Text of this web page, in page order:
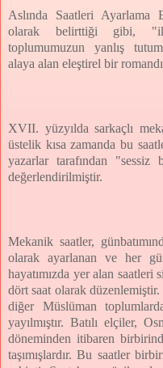
Aslında Saatleri Ayarlama
olarak belirttiği gibi, "iki
toplumumuzun yanlış
alaya alan eleştirel bir
XVII. yüzyılda sarkaçlı
üstelik kısa zamanda bu
yazarlar tarafından
değerlendirilmiştir.
Mekanik saatler,
olarak ayarlanan ve her
hayatımızda yer alan saatleri
dört saat olarak
diğer Müslüman
yayılmıştır. Batılı elçiler,
döneminden itibaren
taşımışlardır. Bu saatler